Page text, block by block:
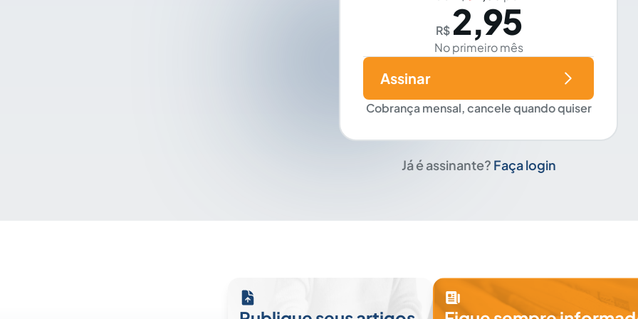
R$ 2,95
No primeiro mês
Cobrança mensal, cancele quando quiser
Assinar
Já é assinante? Faça login